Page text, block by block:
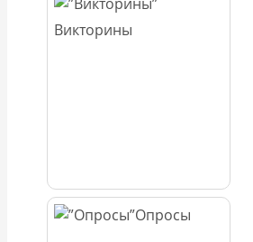
Викторины
Опросы